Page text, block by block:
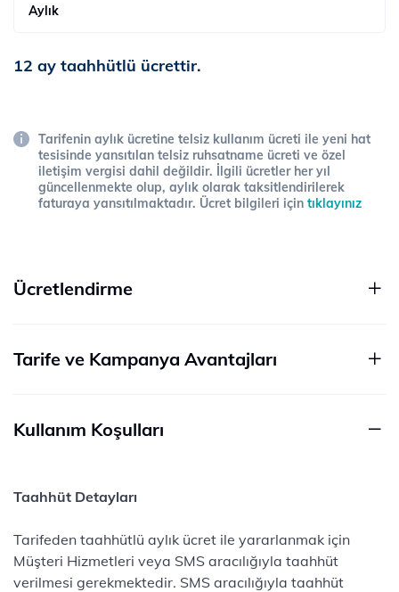
Aylık
12 ay taahhütlü ücrettir.
Tarifenin aylık ücretine telsiz kullanım ücreti ile yeni hat
tesisinde yansıtılan telsiz ruhsatname ücreti ve özel
iletişim vergisi dahil değildir. İlgili ücretler her yıl
güncellenmekte olup, aylık olarak taksitlendirilerek
faturaya yansıtılmaktadır. Ücret bilgileri için tıklayınız
Ücretlendirme
Tarife ve Kampanya Avantajları
Kullanım Koşulları
Taahhüt Detayları
Tarifeden taahhütlü aylık ücret ile yararlanmak için
Müşteri Hizmetleri veya SMS aracılığıyla taahhüt
verilmesi gerekmektedir. SMS aracılığıyla taahhüt